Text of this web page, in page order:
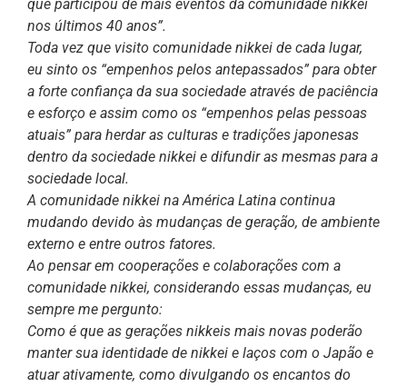
que participou de mais eventos da comunidade nikkei
nos últimos 40 anos”.
Toda vez que visito comunidade nikkei de cada lugar,
eu sinto os “empenhos pelos antepassados” para obter
a forte confiança da sua sociedade através de paciência
e esforço e assim como os “empenhos pelas pessoas
atuais” para herdar as culturas e tradições japonesas
dentro da sociedade nikkei e difundir as mesmas para a
sociedade local.
A comunidade nikkei na América Latina continua
mudando devido às mudanças de geração, de ambiente
externo e entre outros fatores.
Ao pensar em cooperações e colaborações com a
comunidade nikkei, considerando essas mudanças, eu
sempre me pergunto:
Como é que as gerações nikkeis mais novas poderão
manter sua identidade de nikkei e laços com o Japão e
atuar ativamente, como divulgando os encantos do